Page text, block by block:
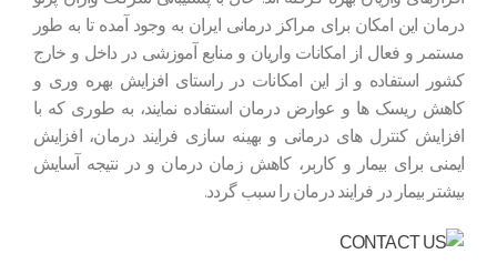
درمان این امکان برای مراکز درمانی ایران به وجود آمده تا به طور
مستمر و فعال از امکانات واریان و منابع آموزشی در داخل و خارج
کشور استفاده و از این امکانات در راستای افزایش بهره وری و
کاهش ریسک ها و عوارض درمان استفاده نمایند، به طوری که با
افزایش کنترل های درمانی و بهینه سازی فرایند درمان، افزایش
ایمنی برای بیمار و کاربر، کاهش زمان درمان و در نتیجه آسایش
بیشتر بیمار در فرایند درمان را سبب گردد.